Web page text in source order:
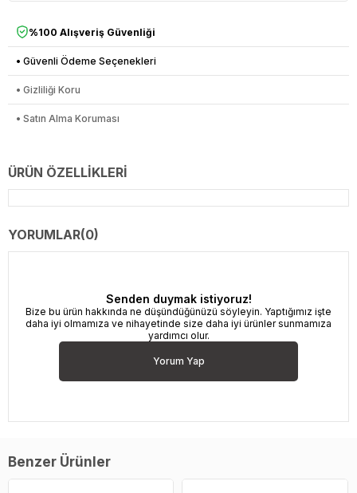
%100 Alışveriş Güvenliği
• Güvenli Ödeme Seçenekleri
• Gizliliği Koru
• Satın Alma Koruması
ÜRÜN ÖZELLIKLERI
YORUMLAR(0)
Senden duymak istiyoruz!
Bize bu ürün hakkında ne düşündüğünüzü söyleyin. Yaptığımız işte
daha iyi olmamıza ve nihayetinde size daha iyi ürünler sunmamıza
yardımcı olur.
Yorum Yap
Benzer Ürünler